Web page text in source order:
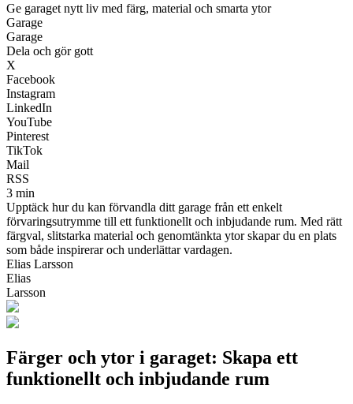
Ge garaget nytt liv med färg, material och smarta ytor
Garage
Garage
Dela och gör gott
X
Facebook
Instagram
LinkedIn
YouTube
Pinterest
TikTok
Mail
RSS
3 min
Upptäck hur du kan förvandla ditt garage från ett enkelt
förvaringsutrymme till ett funktionellt och inbjudande rum. Med rätt
färgval, slitstarka material och genomtänkta ytor skapar du en plats
som både inspirerar och underlättar vardagen.
Elias Larsson
Elias
Larsson
Färger och ytor i garaget: Skapa ett
funktionellt och inbjudande rum